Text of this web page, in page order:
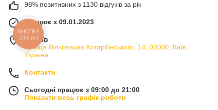
98% позитивних з 1130 відгуків за рік
Працює з 09.01.2023
м. Київ
вулиця Вільгельма Котарбінського, 14, 02000, Київ,
Україна
Контакти
Сьогодні працює з 09:00 до 21:00
Показати весь графік роботи
КНОПКА
ЗВ'ЯЗКУ